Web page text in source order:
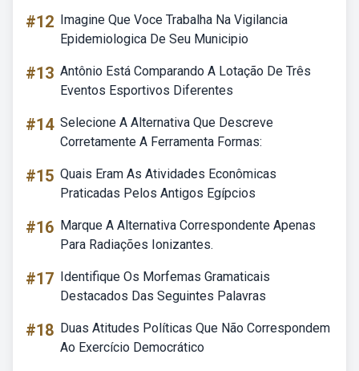
#12 Imagine Que Voce Trabalha Na Vigilancia
Epidemiologica De Seu Municipio
#13 Antônio Está Comparando A Lotação De Três
Eventos Esportivos Diferentes
#14 Selecione A Alternativa Que Descreve
Corretamente A Ferramenta Formas:
#15 Quais Eram As Atividades Econômicas
Praticadas Pelos Antigos Egípcios
#16 Marque A Alternativa Correspondente Apenas
Para Radiações Ionizantes.
#17 Identifique Os Morfemas Gramaticais
Destacados Das Seguintes Palavras
#18 Duas Atitudes Políticas Que Não Correspondem
Ao Exercício Democrático